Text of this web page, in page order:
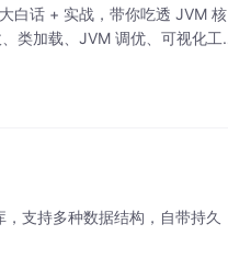
白话 + 实战，带你吃透 JVM 核
类加载、JVM 调优、可视化工
支持多种数据结构，自带持久